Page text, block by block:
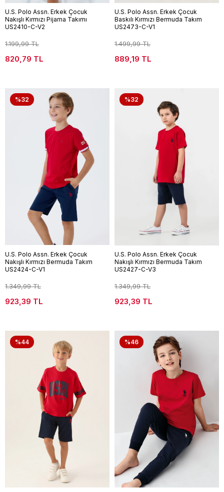
U.S. Polo Assn. Erkek Çocuk
Nakışlı Kırmızı Pijama Takımı
US2410-C-V2
1.199,99 TL
820,79 TL
U.S. Polo Assn. Erkek Çocuk
Baskılı Kırmızı Bermuda Takım
US2473-C-V1
1.499,99 TL
889,19 TL
%32
U.S. Polo Assn. Erkek Çocuk
Nakışlı Kırmızı Bermuda Takım
US2424-C-V1
1.349,99 TL
923,39 TL
%32
U.S. Polo Assn. Erkek Çocuk
Nakışlı Kırmızı Bermuda Takım
US2427-C-V3
1.349,99 TL
923,39 TL
%44 %46